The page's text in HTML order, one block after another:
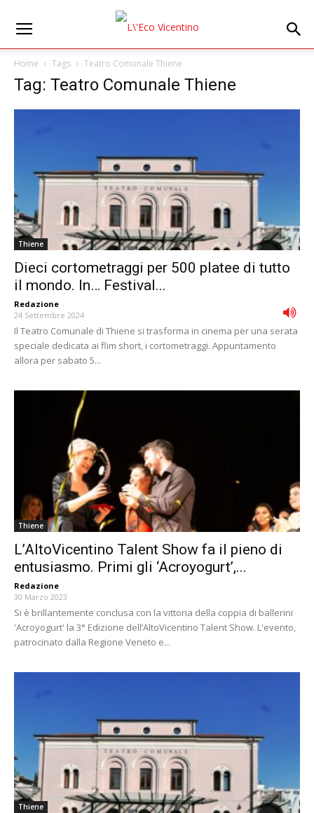
Home Tags Teatro Comunale Thiene
Tag: Teatro Comunale Thiene
Thiene
Dieci cortometraggi per 500 platee di tutto
il mondo. In… Festival...
Redazione -
24 Settembre 2024
Il Teatro Comunale di Thiene si trasforma in cinema per una serata
speciale dedicata ai flim short, i cortometraggi. Appuntamento
allora per sabato 5...
Thiene
L’AltoVicentino Talent Show fa il pieno di
entusiasmo. Primi gli ‘Acroyogurt’,...
Redazione -
30 Marzo 2023
Si è brillantemente conclusa con la vittoria della coppia di ballerini
'Acroyogurt' la 3° Edizione dell’AltoVicentino Talent Show. L'evento,
patrocinato dalla Regione Veneto e...
Thiene